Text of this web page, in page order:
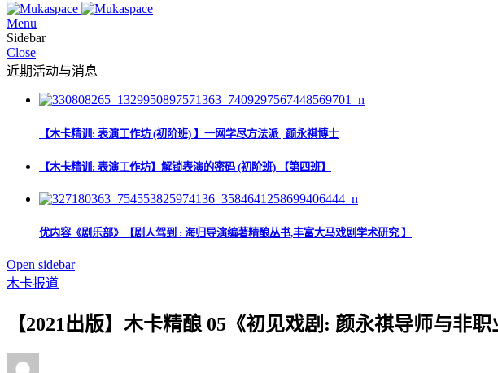
Menu
Sidebar
Close
近期活动与消息
【木卡精训: 表演工作坊 (初阶班) 】一网学尽方法派 | 颜永祺博士
【木卡精训: 表演工作坊】解锁表演的密码 (初阶班) 【第四班】
优内容《剧乐部》【剧人驾到 : 海归导演编著精酿丛书,丰富大马戏剧学术研究 】
Open sidebar
木卡报道
【2021出版】木卡精酿 05《初见戏剧: 颜永祺导师与非